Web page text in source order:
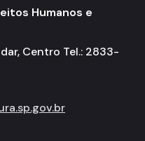
Humanos e
Centro Tel.: 2833-